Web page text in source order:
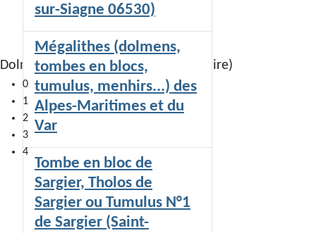
Dolmen de Colle Basse II (Saint-Cézaire)
0
1
2
3
4
sur-Siagne 06530)
Mégalithes (dolmens,
tombes en blocs,
tumulus, menhirs...) des
Alpes-Maritimes et du
Var
Tombe en bloc de
Sargier, Tholos de
Sargier ou Tumulus N°1
de Sargier (Saint-